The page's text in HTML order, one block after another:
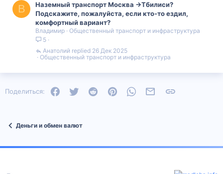
В
Наземный транспорт Москва ->Тбилиси?
Подскажите, пожалуйста, если кто-то ездил,
комфортный вариант?
Владимир Общественный транспорт и инфраструктура
5
Общественный транспорт и инфраструктура
26 Дек 2025
Анатолий
Поделиться: FacebookTwitter Reddit PinterestWhatsAppЭлектронная почта
Деньги и обмен валют